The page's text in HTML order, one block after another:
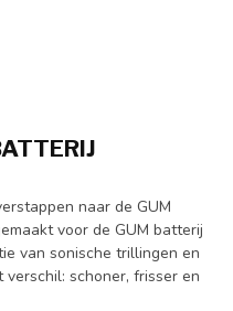
naar de GUM
voor de GUM batterij
van sonische trillingen en
schoner, frisser en